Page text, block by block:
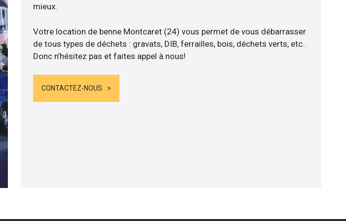
mieux.
Votre location de benne Montcaret (24) vous permet de vous débarrasser
de tous types de déchets : gravats, DIB, ferrailles, bois, déchets verts, etc..
Donc n’hésitez pas et faites appel à nous!
CONTACTEZ-NOUS